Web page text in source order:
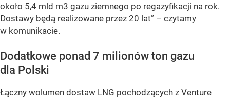
około 5,4 mld m3 gazu ziemnego po regazyfikacji na rok.
Dostawy będą realizowane przez 20 lat” – czytamy
w komunikacie.
Dodatkowe ponad 7 milionów ton gazu
dla Polski
Łączny wolumen dostaw LNG pochodzących z Venture